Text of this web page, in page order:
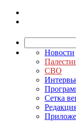
Новости
СВО
Сетка